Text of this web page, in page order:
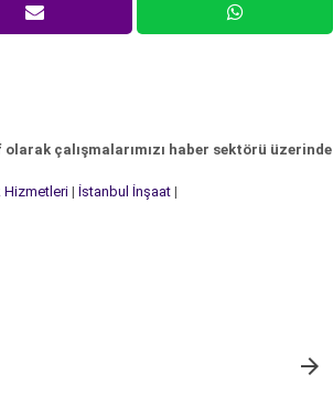
çalışmalarımızı haber sektörü üzerinde
Hizmetleri| İstanbul İnşaat |
